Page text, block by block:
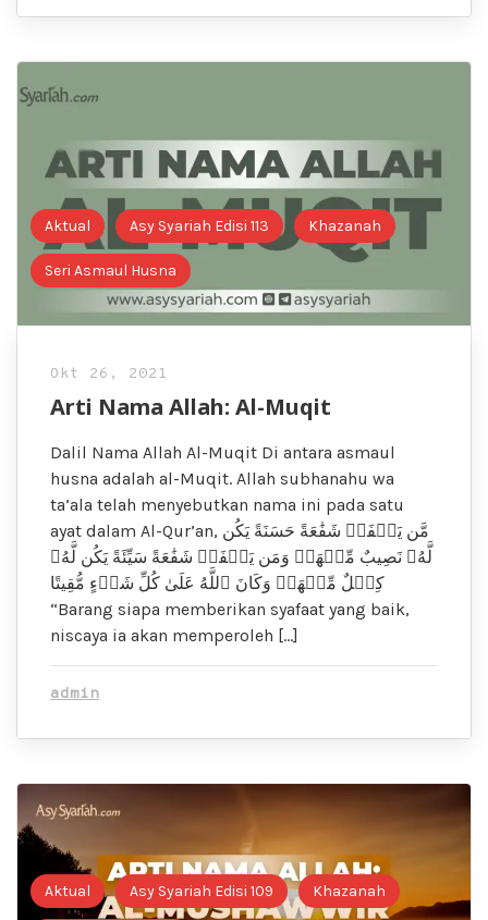
Aktual Asy Syariah Edisi 113 Khazanah
Seri Asmaul Husna
Okt 26, 2021
Arti Nama Allah: Al-Muqit
Dalil Nama Allah Al-Muqit Di antara asmaul
husna adalah al-Muqit. Allah subhanahu wa
ta’ala telah menyebutkan nama ini pada satu
ayat dalam Al-Qur’an, مَّن يَشۡفَعۡ شَفَٰعَةً حَسَنَةً يَكُن
لَّهُۥ نَصِيبٌ مِّنۡهَاۖ وَمَن يَشۡفَعۡ شَفَٰعَةً سَيِّئَةً يَكُن لَّهُۥ
كِفۡلٌ مِّنۡهَاۗ وَكَانَ ٱللَّهُ عَلَىٰ كُلِّ شَيۡءٍ مُّقِيتًا
“Barang siapa memberikan syafaat yang baik,
niscaya ia akan memperoleh […]
admin
Aktual Asy Syariah Edisi 109 Khazanah